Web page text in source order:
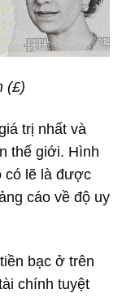
(£)
trị nhất và
thế giới. Hình
có lẽ là được
cáo về độ uy
bạc ở trên
chính tuyệt